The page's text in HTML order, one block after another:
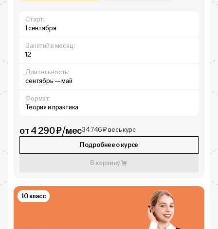
Старт:
1 сентября
Занятий в месяц:
12
Длительность:
сентябрь — май
Формат:
Теория и практика
от 4 290 ₽/мес34 746 ₽ весь курс
Подробнее о курсе
В корзину
10 класс